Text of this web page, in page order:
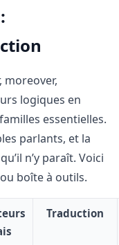
moreover,
logiques en
essentielles.
parlants, et la
n’y paraît. Voici
boîte à outils.
Traduction